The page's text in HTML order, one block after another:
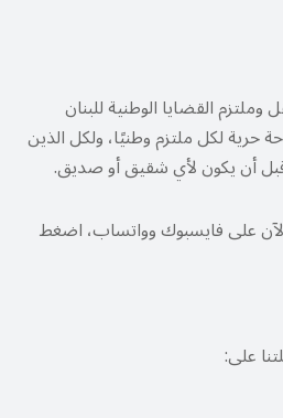
القضايا الوطنية للبنان
حرية لكل ملتزم وطنيًا، ولكل الذين
قبل أن يكون لأي شقيق أو صديق.
على فايسبوك وواتساب، اضغط
على: